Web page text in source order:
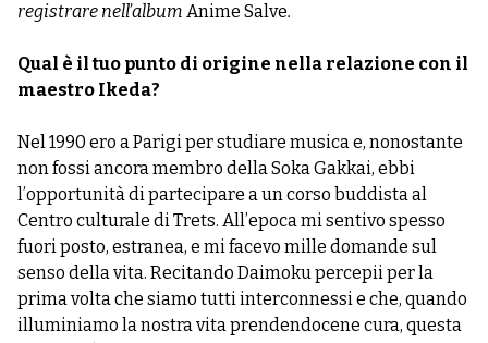
registrare nell’album Anime Salve.
Qual è il tuo punto di origine nella relazione con il
maestro Ikeda?
Nel 1990 ero a Parigi per studiare musica e, nonostante
non fossi ancora membro della Soka Gakkai, ebbi
l’opportunità di partecipare a un corso buddista al
Centro culturale di Trets. All’epoca mi sentivo spesso
fuori posto, estranea, e mi facevo mille domande sul
senso della vita. Recitando Daimoku percepii per la
prima volta che siamo tutti interconnessi e che, quando
illuminiamo la nostra vita prendendocene cura, questa